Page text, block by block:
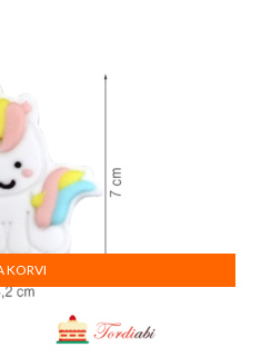
KORVI